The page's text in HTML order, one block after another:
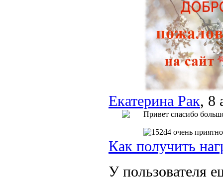
Екатерина Рак, 8
Привет спасибо
очень приятно
Как получить
У пользователя